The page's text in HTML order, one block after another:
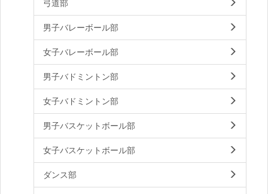
弓道部
男子バレーボール部
女子バレーボール部
男子バドミントン部
女子バドミントン部
男子バスケットボール部
女子バスケットボール部
ダンス部